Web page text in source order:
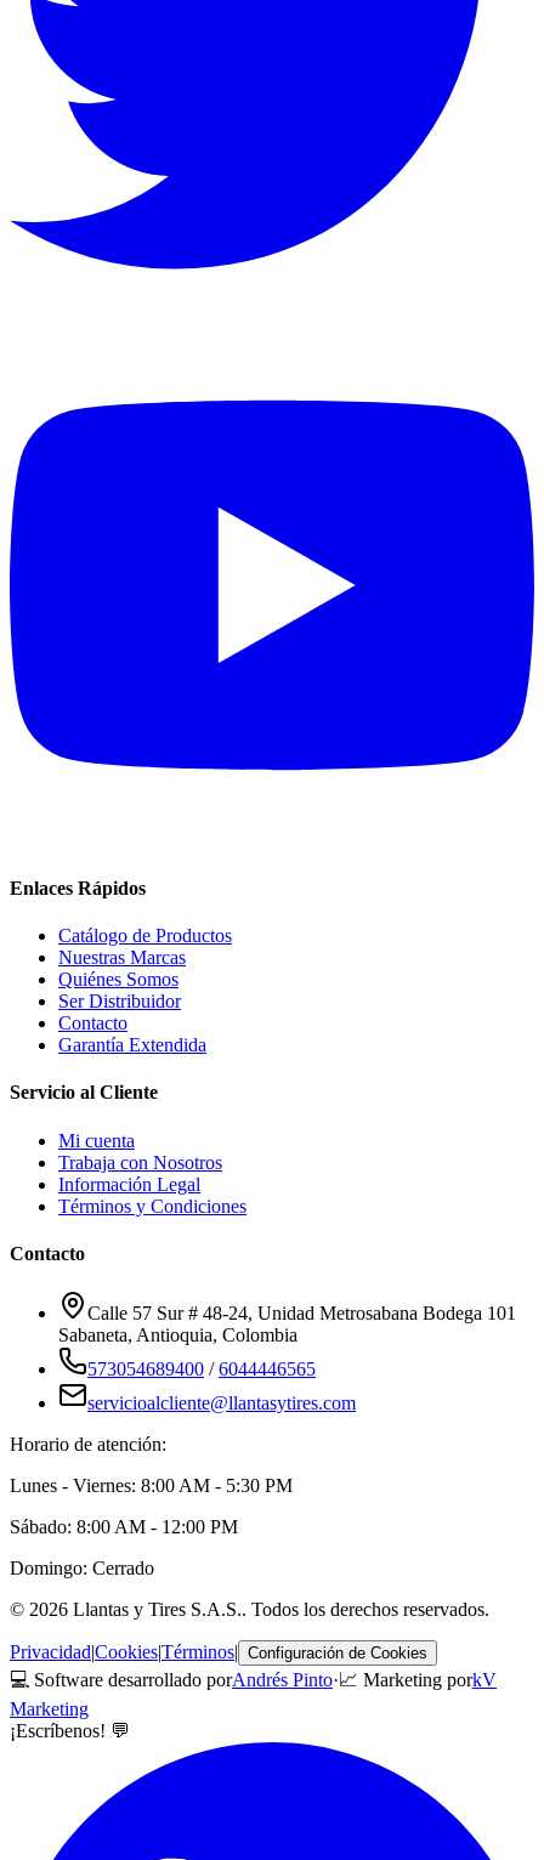
Enlaces Rápidos
Catálogo de Productos
Nuestras Marcas
Quiénes Somos
Ser Distribuidor
Contacto
Garantía Extendida
Servicio al Cliente
Mi cuenta
Trabaja con Nosotros
Información Legal
Términos y Condiciones
Contacto
Calle 57 Sur # 48-24, Unidad Metrosabana Bodega 101
Sabaneta, Antioquia, Colombia
573054689400 /6044446565
servicioalcliente@llantasytires.com
Horario de atención:
Lunes - Viernes: 8:00 AM - 5:30 PM
Sábado: 8:00 AM - 12:00 PM
Domingo: Cerrado
© 2026 Llantas y Tires S.A.S.. Todos los derechos reservados.
Privacidad|Cookies|Términos| Configuración de Cookies
💻 Software desarrollado porAndrés Pinto·📈 Marketing porkV
Marketing
¡Escríbenos! 💬